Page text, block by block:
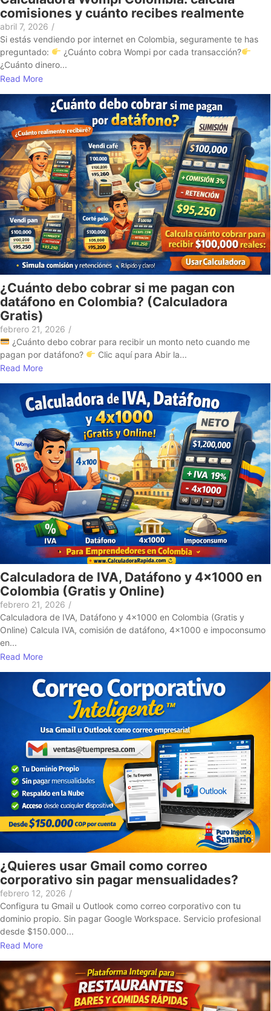
comisiones y cuánto recibes realmente
abril 7, 2026 /
Si estás vendiendo por internet en Colombia, seguramente te has
preguntado:
¿Cuánto cobra Wompi por cada transacción?
¿Cuánto dinero...
Read More
¿Cuánto debo cobrar si me pagan con
datáfono en Colombia? (Calculadora
Gratis)
febrero 21, 2026 /
¿Cuánto debo cobrar para recibir un monto neto cuando me
pagan por datáfono?
Clic aquí para Abir la...
Read More
Calculadora de IVA, Datáfono y 4×1000 en
Colombia (Gratis y Online)
febrero 21, 2026 /
Calculadora de IVA, Datáfono y 4×1000 en Colombia (Gratis y
Online) Calcula IVA, comisión de datáfono, 4×1000 e impoconsumo
en...
Read More
¿Quieres usar Gmail como correo
corporativo sin pagar mensualidades?
febrero 12, 2026 /
Configura tu Gmail u Outlook como correo corporativo con tu
dominio propio. Sin pagar Google Workspace. Servicio profesional
desde $150.000...
Read More